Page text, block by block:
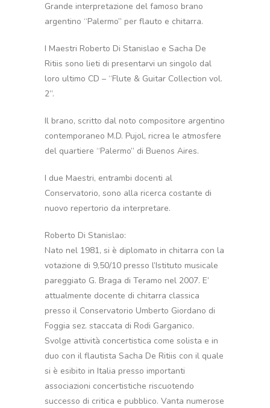
Grande interpretazione del famoso brano
argentino “Palermo” per flauto e chitarra.
I Maestri Roberto Di Stanislao e Sacha De
Ritiis sono lieti di presentarvi un singolo dal
loro ultimo CD – “Flute & Guitar Collection vol.
2”.
Il brano, scritto dal noto compositore argentino
contemporaneo M.D. Pujol, ricrea le atmosfere
del quartiere “Palermo” di Buenos Aires.
I due Maestri, entrambi docenti al
Conservatorio, sono alla ricerca costante di
nuovo repertorio da interpretare.
Roberto Di Stanislao:
Nato nel 1981, si è diplomato in chitarra con la
votazione di 9,50/10 presso l’Istituto musicale
pareggiato G. Braga di Teramo nel 2007. E’
attualmente docente di chitarra classica
presso il Conservatorio Umberto Giordano di
Foggia sez. staccata di Rodi Garganico.
Svolge attività concertistica come solista e in
duo con il flautista Sacha De Ritiis con il quale
si è esibito in Italia presso importanti
associazioni concertistiche riscuotendo
successo di critica e pubblico. Vanta numerose